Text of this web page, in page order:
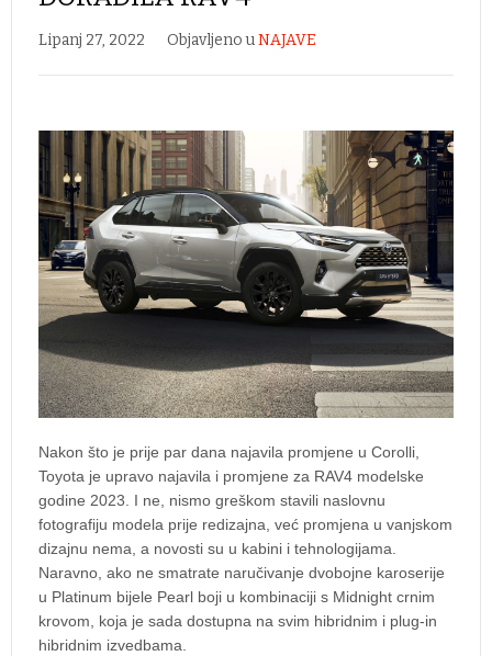
Lipanj 27, 2022 Objavljeno uNAJAVE
Nakon što je prije par dana najavila promjene u Corolli,
Toyota je upravo najavila i promjene za RAV4 modelske
godine 2023. I ne, nismo greškom stavili naslovnu
fotografiju modela prije redizajna, već promjena u vanjskom
dizajnu nema, a novosti su u kabini i tehnologijama.
Naravno, ako ne smatrate naručivanje dvobojne karoserije
u Platinum bijele Pearl boji u kombinaciji s Midnight crnim
krovom, koja je sada dostupna na svim hibridnim i plug-in
hibridnim izvedbama.